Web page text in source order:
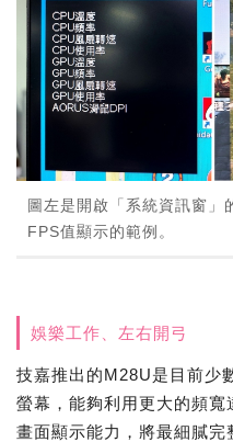
圖左是開啟「系統資訊窗」
FPS值顯示的範例。
娛樂工作、左右開弓
技嘉推出的M28U是目前少
螢幕，能夠利用更大的頻
畫面顯示能力，將最細膩完